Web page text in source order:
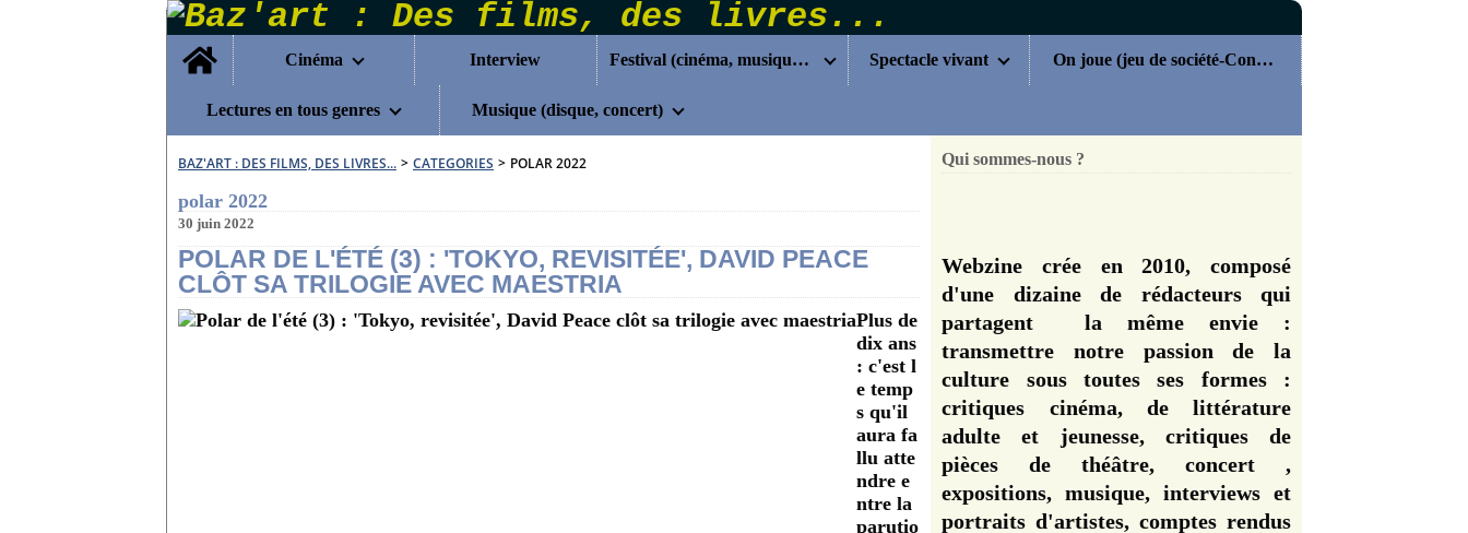
Home
Cinéma
Interview Festival (cinéma, musique...) Spectacle vivant On joue (jeu de société-Concours)
Lectures en tous genres Musique (disque, concert)
BAZ'ART : DES FILMS, DES LIVRES... > CATEGORIES > POLAR 2022
polar 2022
30 juin 2022
POLAR DE L'ÉTÉ (3) : 'TOKYO, REVISITÉE', DAVID PEACE
CLÔT SA TRILOGIE AVEC MAESTRIA
Plus de
dix ans
: c'est l
e temp
s qu'il
aura fa
llu atte
ndre e
ntre la
parutio
Qui sommes-nous ?
Webzine crée en 2010, composé
d'une dizaine de rédacteurs qui
partagent la même envie :
transmettre notre passion de la
culture sous toutes ses formes :
critiques cinéma, de littérature
adulte et jeunesse, critiques de
pièces de théâtre, concert ,
expositions, musique, interviews et
portraits d'artistes, comptes rendus